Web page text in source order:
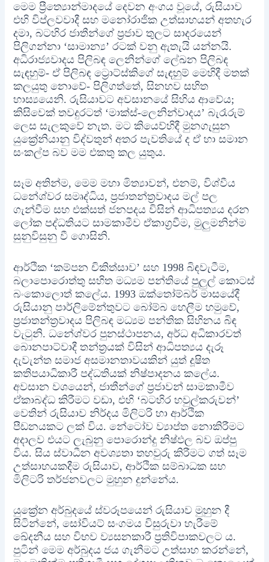
මෙම ප්‍රීත්‍යොන්මාදයේ දෙවන අංගය වූයේ, රුසියාව
එහි විප්ලවවාදී සහ මනෝරාජික උත්සාහයන් අතහැර
දමා, බටහිර ජාතීන්ගේ ප්‍රජාව තුලට සාදරයෙන්
පිලිගන්නා ‘සාමාන්‍ය’ රටක් වනු ඇතැයි යන්නයි.
අධිරාජ්‍යවාදය පිලිබඳ ලෙනින්ගේ ලේඛන පිලිබඳ
සැඳහුම්- ඒ පිලිබඳ ට්‍රොට්ස්කිගේ සැඳහුම් මෙහිදී මතක්
කලයුතු නොවේ- පිලිගත්තේ, සිනහව සහිත
හාස්‍යයෙනි. රුසියාවට අවසානයේ සිහිය ආවේය;
කිසිවෙක් තවදුරටත් ‘මාක්ස්-ලෙනින්වාදය’ බැරෑරුම්
ලෙස සැලකුවේ නැත. මට කියෙව්හිදී මුනගැසුන
යුක්‍රේනියානු විද්වතුන් අතර පැවතියේ ද ඒ හා සමාන
සංකල්ප බව මම එකතු කල යුතුය.
සෑම අතින්ම, මෙම මහා මිත්‍යාවන්, එනම්, විශ්වීය
ධනේශ්වර සමෘද්ධිය, ප්‍රජාතන්ත්‍රවාදය මල් පල
ගැන්වීම සහ එක්සත් ජනපදය විසින් ආධිපත්‍යය දරන
ලෝක පද්ධතියට සාමකාමීව ඒකාග්‍රවීම, මුලුමනින්ම
සුනුවිසුනු වී ගොසිනි.
ආර්ථික ‘කම්පන චිකිත්සාව’ සහ 1998 බිඳවැටීම,
බලාපොරොත්තු සහිත මධ්‍යම පන්තියේ පුලුල් කොටස්
බංකොලොත් කලේය. 1993 ඔක්තෝම්බර් මාසයේදී
රුසියානු පාර්ලිමේන්තුවට බෝම්බ හෙලීම හමුවේ,
ප්‍රජාතන්ත්‍රවාදය පිලිබඳ මධ්‍යම පන්තික සිහිනය බිඳ
වැටුනි. ධනේශ්වර පුනස්ථාපනය, අර්ධ අධිකාරවත්
බොනපාට්වාදී තන්ත්‍රයක් විසින් ආධිපත්‍යය දැරූ
දැවැන්ත සමාජ අසමානතාවයකින් යුත් දූෂිත
කතිපයාධිකාරී පද්ධතියක් නිෂ්පාදනය කලේය.
අවසාන වශයෙන්, ජාතීන්ගේ ප්‍රජාවන් සාමකාමීව
ඒකාබද්ධ කිරීමට වඩා, එහි ‘බටහිර හවුල්කරුවන්’
වෙතින් රුසියාව නිර්දය මිලිටරි හා ආර්ථික
පීඩනයකට ලක් විය. නේටෝව ව්‍යාප්ත නොකිරීමට
අදාලව එයට ලැබුනු පොරොන්දු නිෂ්ඵල බව ඔප්පු
විය. සිය ස්වාධීන අවශ්‍යතා තහවුරු කිරීමට ගත් සෑම
උත්සාහයකදීම රුසියාව, ආර්ථික සම්බාධක සහ
මිලිටරි තර්ජනවලට මුහුන දුන්නේය.
යුක්‍රේන අර්බුදයේ ස්වරූපයෙන් රුසියාව මුහුන දී
සිටින්නේ, සෝවියට් සංගමය විසුරුවා හැරීමේ
ඛේදනීය සහ විභව ව්‍යසනකාරී ප්‍රතිවිපාකවලට ය.
පුටින් මෙම අර්බුදය ජය ගැනීමට උත්සාහ කරන්නේ,